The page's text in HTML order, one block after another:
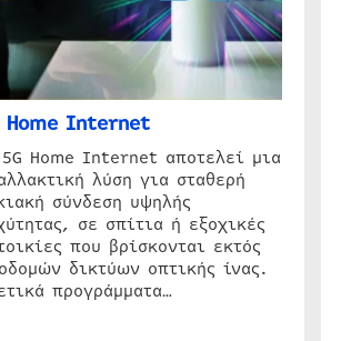
Home Internet
Home Internet αποτελεί μια
λύση για σταθερή
σύνδεση υψηλής
σε σπίτια ή εξοχικές
που βρίσκονται εκτός
δικτύων οπτικής ίνας.
προγράμματα…